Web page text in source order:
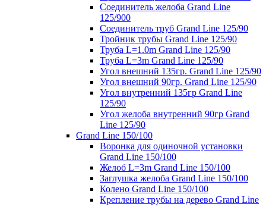
Соединитель желоба Grand Line
125/900
Соединитель труб Grand Line 125/90
Тройник трубы Grand Line 125/90
Труба L=1.0m Grand Line 125/90
Труба L=3m Grand Line 125/90
Угол внешний 135гр. Grand Line 125/90
Угол внешний 90гр. Grand Line 125/90
Угол внутренний 135гр Grand Line
125/90
Угол желоба внутренний 90гр Grand
Line 125/90
Grand Line 150/100
Воронка для одиночной установки
Grand Line 150/100
Желоб L=3m Grand Line 150/100
Заглушка желоба Grand Line 150/100
Колено Grand Line 150/100
Крепление трубы на дерево Grand Line